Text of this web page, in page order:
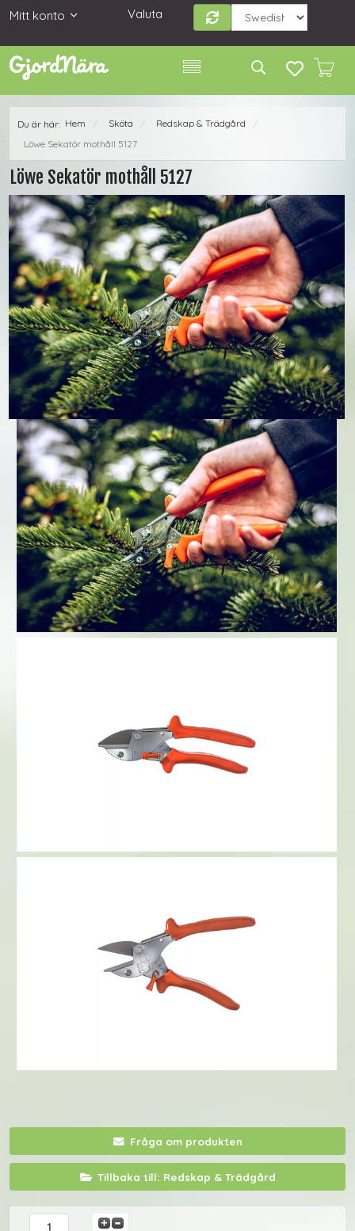
Mitt konto Valuta
Du är här: Hem / Sköta / Redskap & Trädgård
/
Löwe Sekatör mothåll 5127
Löwe Sekatör mothåll 5127
Fråga om produkten
Tillbaka till: Redskap & Trädgård